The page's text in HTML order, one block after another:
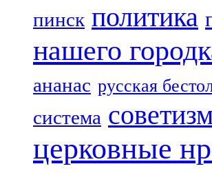
пинск политика
нашего
ананас русская
система
церковные